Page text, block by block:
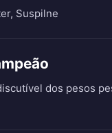
Suspilne
dos pesos